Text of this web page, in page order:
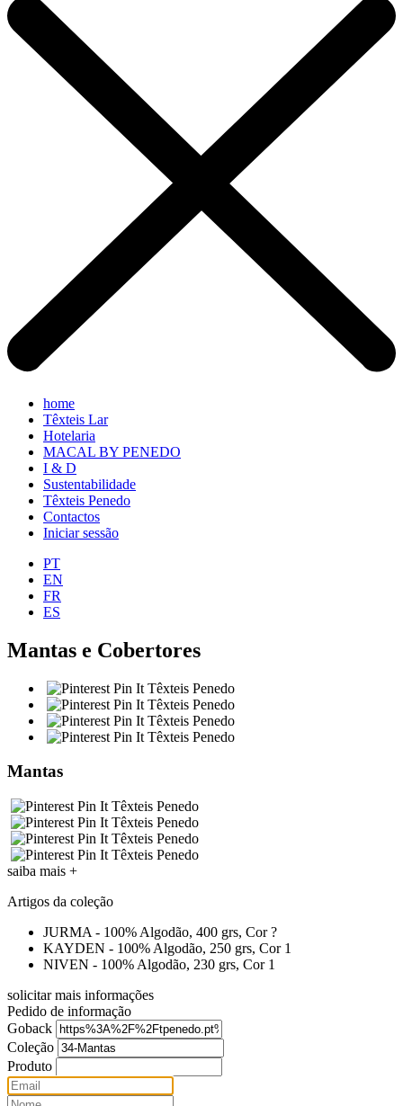
home
Têxteis Lar
Hotelaria
MACAL BY PENEDO
I & D
Sustentabilidade
Têxteis Penedo
Contactos
Iniciar sessão
PT
EN
FR
ES
Mantas e Cobertores
Mantas
saiba mais +
Artigos da coleção
JURMA - 100% Algodão, 400 grs, Cor ?
KAYDEN - 100% Algodão, 250 grs, Cor 1
NIVEN - 100% Algodão, 230 grs, Cor 1
solicitar mais informações
Pedido de informação
Goback
Coleção
Produto